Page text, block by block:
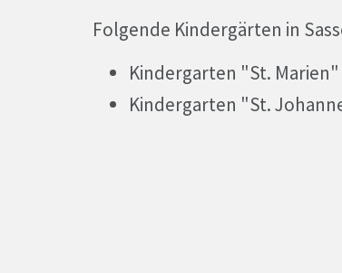
Folgende Kindergärten in
Kindergarten "St. Marien"
Kindergarten "St.